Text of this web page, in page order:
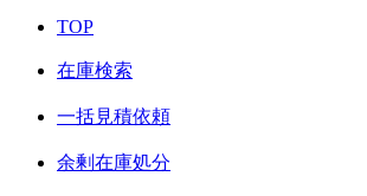
TOP
在庫検索
一括見積依頼
余剰在庫処分